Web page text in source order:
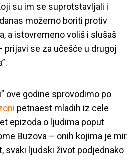
su im se suprotstavljali i
možemo boriti protiv
a istovremeno voliš i slušaš
prijavi se za učešće u drugoj
ove godine sprovodimo po
petnaest mladih iz cele
epizoda o ljudima poput
Buzova – onih kojima je mir
svaki ljudski život podjednako